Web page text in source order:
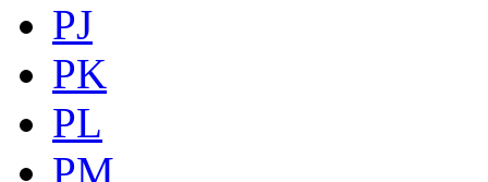
PJ
PK
PL
PM